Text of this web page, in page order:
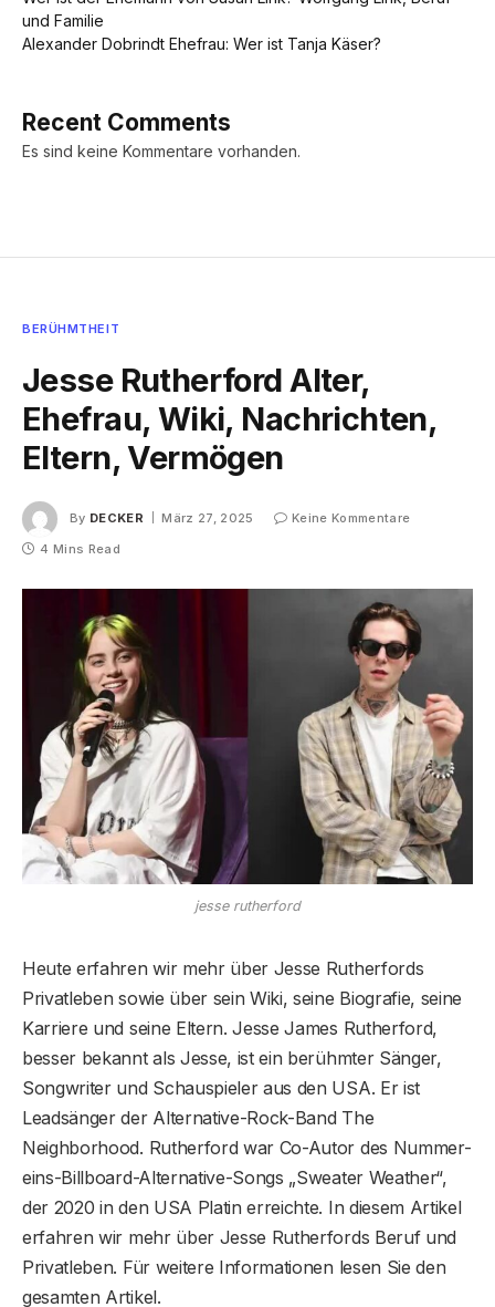
und Familie
Alexander Dobrindt Ehefrau: Wer ist Tanja Käser?
Recent Comments
Es sind keine Kommentare vorhanden.
BERÜHMTHEIT
Jesse Rutherford Alter,
Ehefrau, Wiki, Nachrichten,
Eltern, Vermögen
By DECKER März 27, 2025
Keine Kommentare
4 Mins Read
jesse rutherford
Heute erfahren wir mehr über Jesse Rutherfords
Privatleben sowie über sein Wiki, seine Biografie, seine
Karriere und seine Eltern. Jesse James Rutherford,
besser bekannt als Jesse, ist ein berühmter Sänger,
Songwriter und Schauspieler aus den USA. Er ist
Leadsänger der Alternative-Rock-Band The
Neighborhood. Rutherford war Co-Autor des Nummer-
eins-Billboard-Alternative-Songs „Sweater Weather“,
der 2020 in den USA Platin erreichte. In diesem Artikel
erfahren wir mehr über Jesse Rutherfords Beruf und
Privatleben. Für weitere Informationen lesen Sie den
gesamten Artikel.